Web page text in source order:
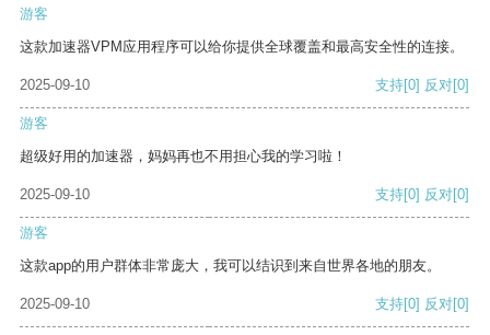
游客
这款加速器VPM应用程序可以给你提供全球覆盖和最高安全性的连接。
2025-09-10 支持[0] 反对[0]
游客
超级好用的加速器，妈妈再也不用担心我的学习啦！
2025-09-10 支持[0] 反对[0]
游客
这款app的用户群体非常庞大，我可以结识到来自世界各地的朋友。
2025-09-10 支持[0] 反对[0]